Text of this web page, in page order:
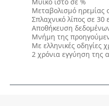
Μεταβολισμό ηρεμίας
Σπλαχνικό λίπος σε 30
Αποθήκευση
Μνήμη της
Με ελληνικές οδηγίες
2 χρόνια εγγύηση της